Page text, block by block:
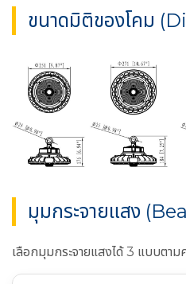
ขนาดมิติของโคม
มุมกระจายแสง
เลือกมุมกระจายแสงได้ 3 แบบตา